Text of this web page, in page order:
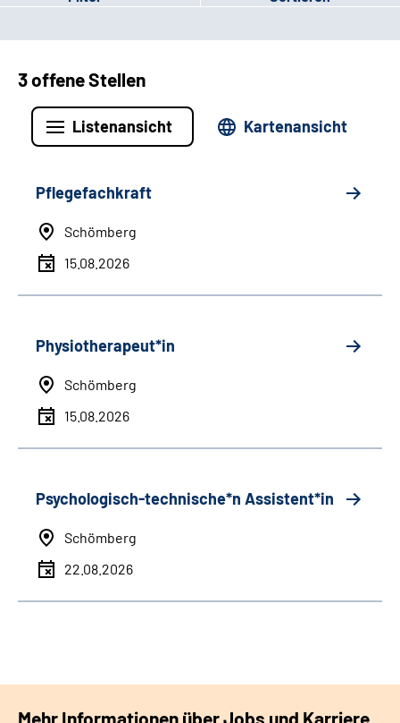
3 offene Stellen
Listenansicht Kartenansicht
Pflegefachkraft
Schömberg
15.08.2026
Physiotherapeut*in
Schömberg
15.08.2026
Psychologisch-technische*n Assistent*in
Schömberg
22.08.2026
Mehr Informationen über Jobs und Karriere